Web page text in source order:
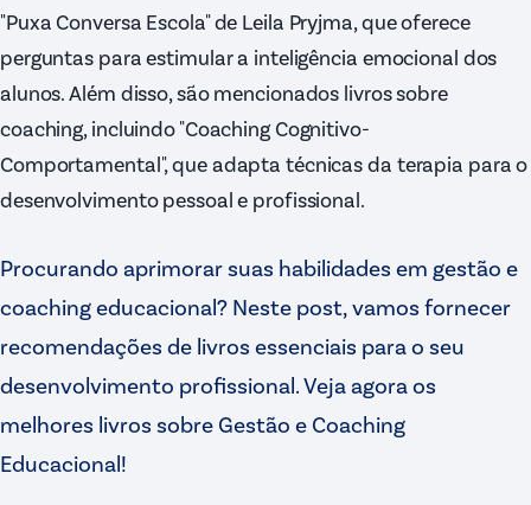
"Puxa Conversa Escola" de Leila Pryjma, que oferece
perguntas para estimular a inteligência emocional dos
alunos. Além disso, são mencionados livros sobre
coaching, incluindo "Coaching Cognitivo-
Comportamental", que adapta técnicas da terapia para o
desenvolvimento pessoal e profissional.
Procurando aprimorar suas habilidades em gestão e
coaching educacional? Neste post, vamos fornecer
recomendações de livros essenciais para o seu
desenvolvimento profissional. Veja agora os
melhores livros sobre Gestão e Coaching
Educacional!